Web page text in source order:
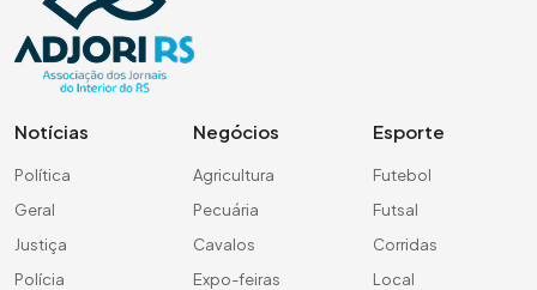
Notícias
Política
Geral
Justiça
Polícia
Negócios
Agricultura
Pecuária
Cavalos
Expo-feiras
Esporte
Futebol
Futsal
Corridas
Local